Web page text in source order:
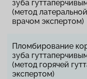
зуба
(метод
врачом экспертом)
Пломбирование
зуба
(метод горячей
экспертом)